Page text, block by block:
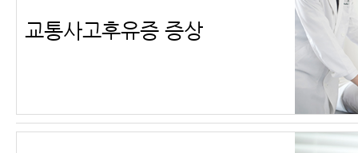
교통사고후유증 증상